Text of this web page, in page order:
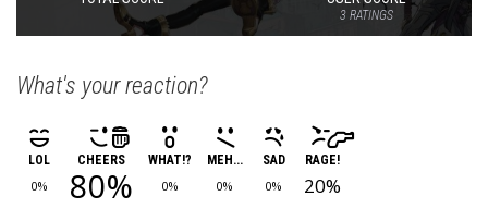
3RATINGS
What's your reaction?
LOL
0%
CHEERS
80%
WHAT!?
0%
MEH...
0%
SAD
0%
RAGE!
20%